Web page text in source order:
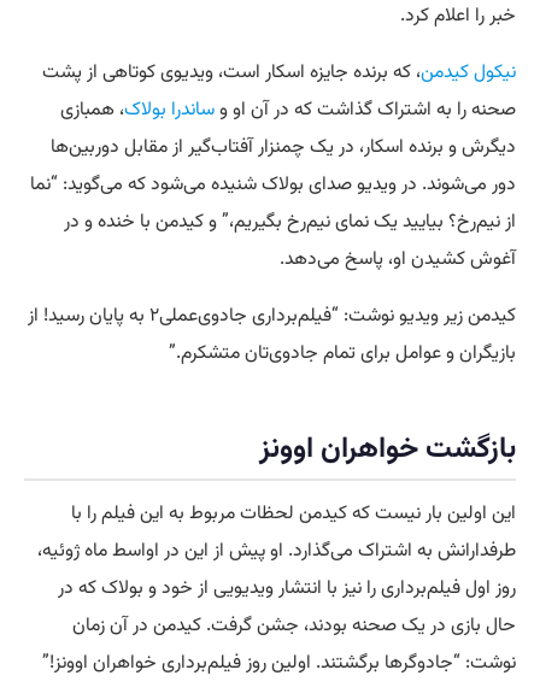
خبر را اعلام کرد.
نیکول کیدمن، که برنده جایزه اسکار است، ویدیوی کوتاهی از پشت
صحنه را به اشتراک گذاشت که در آن او وساندرا بولاک، همبازی
دیگرش و برنده اسکار، در یک چمنزار آفتاب‌گیر از مقابل دوربین‌ها
دور می‌شوند. در ویدیو صدای بولاک شنیده می‌شود که می‌گوید: “نما
از نیم‌رخ؟ بیایید یک نمای نیم‌رخ بگیریم،” و کیدمن با خنده و در
آغوش کشیدن او، پاسخ می‌دهد.
کیدمن زیر ویدیو نوشت: “فیلم‌برداری جادوی‌عملی۲ به پایان رسید! از
بازیگران و عوامل برای تمام جادوی‌تان متشکرم.”
بازگشت خواهران اوونز
این اولین بار نیست که کیدمن لحظات مربوط به این فیلم را با
طرفدارانش به اشتراک می‌گذارد. او پیش از این در اواسط ماه ژوئیه،
روز اول فیلم‌برداری را نیز با انتشار ویدیویی از خود و بولاک که در
حال بازی در یک صحنه بودند، جشن گرفت. کیدمن در آن زمان
نوشت: “جادوگرها برگشتند. اولین روز فیلم‌برداری خواهران اوونز!”